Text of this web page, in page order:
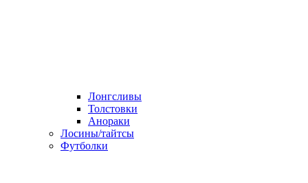
Лонгсливы
Толстовки
Анораки
Лосины/тайтсы
Футболки